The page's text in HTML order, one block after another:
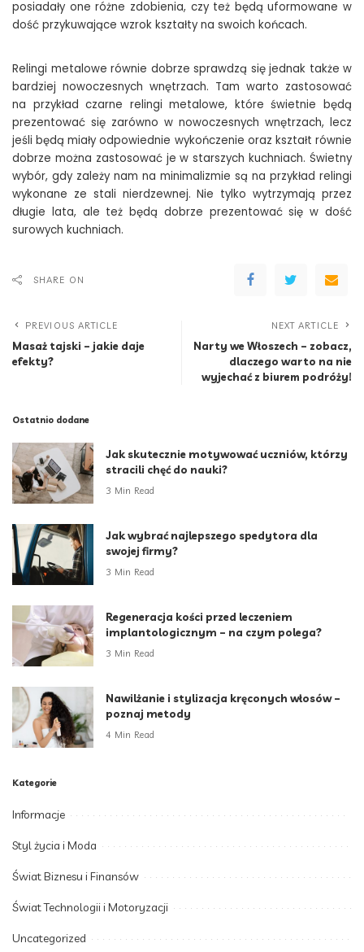
posiadały one różne zdobienia, czy też będą uformowane w
dość przykuwające wzrok kształty na swoich końcach.
Relingi metalowe równie dobrze sprawdzą się jednak także w
bardziej nowoczesnych wnętrzach. Tam warto zastosować
na przykład czarne relingi metalowe, które świetnie będą
prezentować się zarówno w nowoczesnych wnętrzach, lecz
jeśli będą miały odpowiednie wykończenie oraz kształt równie
dobrze można zastosować je w starszych kuchniach. Świetny
wybór, gdy zależy nam na minimalizmie są na przykład relingi
wykonane ze stali nierdzewnej. Nie tylko wytrzymają przez
długie lata, ale też będą dobrze prezentować się w dość
surowych kuchniach.
SHARE ON
PREVIOUS ARTICLE
Masaż tajski – jakie daje
efekty?
NEXT ARTICLE
Narty we Włoszech – zobacz,
dlaczego warto na nie
wyjechać z biurem podróży!
Ostatnio dodane
Jak skutecznie motywować uczniów, którzy
stracili chęć do nauki?
3 Min Read
Jak wybrać najlepszego spedytora dla
swojej firmy?
3 Min Read
Regeneracja kości przed leczeniem
implantologicznym – na czym polega?
3 Min Read
Nawilżanie i stylizacja kręconych włosów –
poznaj metody
4 Min Read
Kategorie
Informacje
Styl życia i Moda
Świat Biznesu i Finansów
Świat Technologii i Motoryzacji
Uncategorized